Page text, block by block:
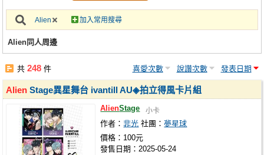
會員功能選單
註冊會員
Alien 加入常用搜尋
Alien同人周邊
共248 件 喜愛次數 說讚次數 發表日期
Alien Stage異星舞台 ivantill AU◈拍立得風卡片組
AlienStage 小卡
作者：非光 社團：夢星球
價格：100元
發售日期：2025-05-24